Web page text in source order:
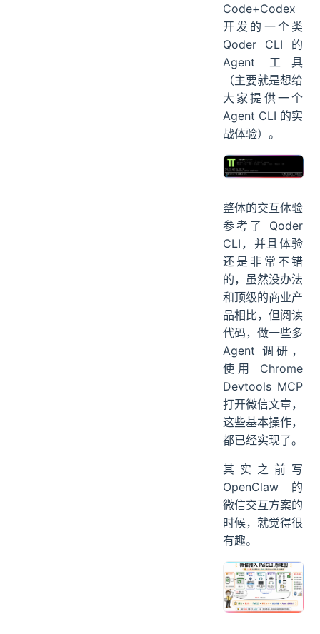
Code+Codex
开发的一个类
Qoder CLI 的
Agent 工具
（主要就是想给
大家提供一个
Agent CLI 的实
战体验）。
整体的交互体验
参考了 Qoder
CLI，并且体验
还是非常不错
的，虽然没办法
和顶级的商业产
品相比，但阅读
代码，做一些多
Agent 调研，
使用 Chrome
Devtools MCP
打开微信文章，
这些基本操作，
都已经实现了。
其实之前写
OpenClaw 的
微信交互方案的
时候，就觉得很
有趣。